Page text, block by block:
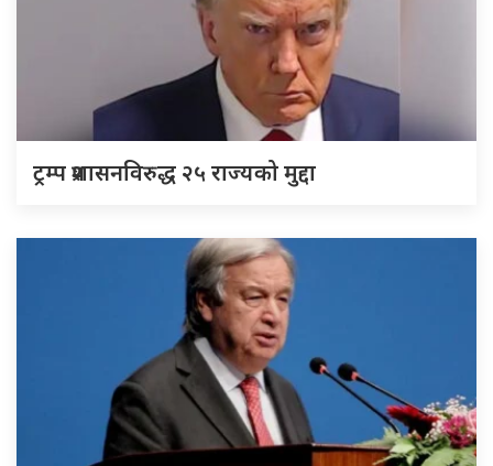
ट्रम्प प्रशासनविरुद्ध २५ राज्यको मुद्दा